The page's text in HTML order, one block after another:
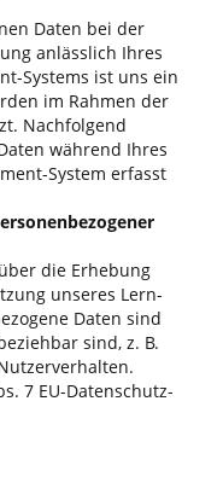
Daten bei der
anlässlich Ihres
Systems ist uns ein
im Rahmen der
Nachfolgend
während Ihres
System erfasst
die Erhebung
unseres Lern-
Daten sind
sind, z. B.
7 EU-Datenschutz-